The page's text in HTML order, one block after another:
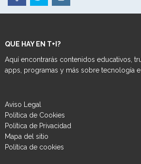
QUE HAY EN T+I?
Aquí encontrarás contenidos educativos,
apps, programas y más sobre tecnología
Aviso Legal
Política de Cookies
Política de Privacidad
Mapa del sitio
Política de cookies